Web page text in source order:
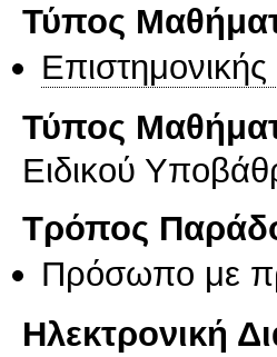
Τύπος
Τύπος
Ειδικού
Τρόπος
Πρόσωπο με
Ηλεκτρονική